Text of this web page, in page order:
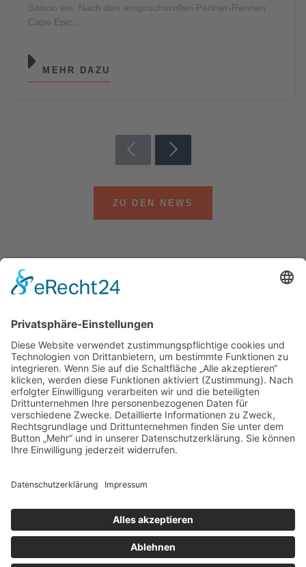
Saison ein. Nach den anspruchsvollen Partner-Rennen
Cape Epic....
MEHR DAZU
ZU DEN NEWS
LINKS
Verein
Rennrad
Mountainbike
Termine
News
SERVICE
Impressum
Datenschutz
Datenschutz
Social
Media
KONTAKT
RSC
Wolfratshausen e.V.
Witneystraße
13 | 82008
Unterhaching
info@rsc-
MADE WITH